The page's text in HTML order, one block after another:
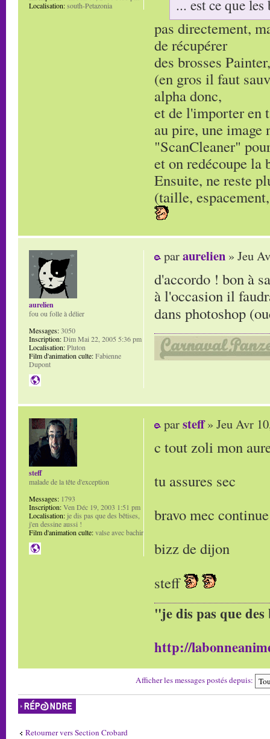
... est ce que
pas directement,
de récupérer
des brosses
(en gros il faut
alpha donc,
et de l'importer en
au pire, une
"ScanCleaner"
et on redécoupe la
Ensuite, ne reste
(taille,
Localisation:south-Petazonia
paraurelien » Jeu
d'accordo ! bon à
à l'occasion il
dans photoshop
aurelien
fou ou folle à délier
Messages:3050
Inscription:Dim Mai 22, 2005 5:36 pm
Localisation:Pluton
Film d'animation culte:Fabienne
Dupont
parsteff» Jeu Avr
c tout zoli mon
tu assures sec
bravo mec
bizz de dijon
steff
"je dis pas que
http://
steff
malade de la tête d'exception
Messages: 1793
Inscription:Ven Déc 19, 2003 1:51 pm
Localisation: je dis pas que des bêtises,
j'en dessine aussi !
Film d'animation culte:valse avec bachir
Afficher les messages postés depuis:
Répondre
Retourner vers Section Crobard